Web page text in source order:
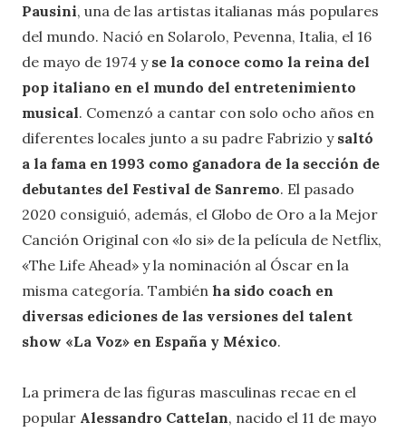
Pausini, una de las artistas italianas más populares
del mundo. Nació en Solarolo, Pevenna, Italia, el 16
de mayo de 1974 y se la conoce como la reina del
pop italiano en el mundo del entretenimiento
musical. Comenzó a cantar con solo ocho años en
diferentes locales junto a su padre Fabrizio y saltó
a la fama en 1993 como ganadora de la sección de
debutantes del Festival de Sanremo. El pasado
2020 consiguió, además, el Globo de Oro a la Mejor
Canción Original con «lo si» de la película de Netflix,
«The Life Ahead» y la nominación al Óscar en la
misma categoría. También ha sido coach en
diversas ediciones de las versiones del talent
show «La Voz» en España y México.
La primera de las figuras masculinas recae en el
popular Alessandro Cattelan, nacido el 11 de mayo